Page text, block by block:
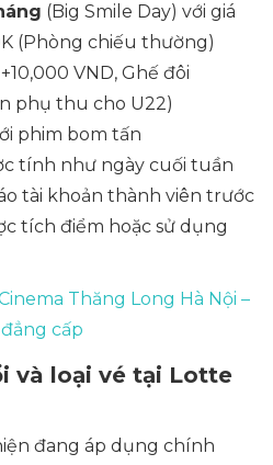
(Big Smile Day) với giá
(Phòng chiếu thường)
VND, Ghế đôi
phụ thu cho U22)
phim bom tấn
tính như ngày cuối tuần
tài khoản thành viên trước
tích điểm hoặc sử dụng
Thăng Long Hà Nội –
cấp
và loại vé tại Lotte
đang áp dụng chính